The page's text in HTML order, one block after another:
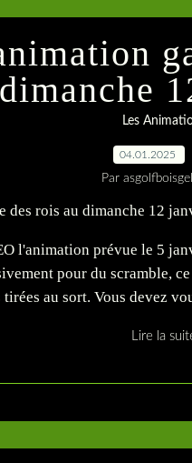
dimanche
Les
04.01.2025
Par
l'animation prévue le 5
pour du scramble,
au sort. Vous devez
Lire la